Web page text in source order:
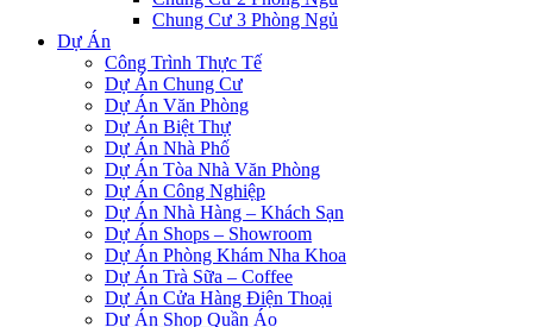
Chung Cư 3 Phòng Ngủ
Dự Án
Công Trình Thực Tế
Dự Án Chung Cư
Dự Án Văn Phòng
Dự Án Biệt Thự
Dự Án Nhà Phố
Dự Án Tòa Nhà Văn Phòng
Dự Án Công Nghiệp
Dự Án Nhà Hàng – Khách Sạn
Dự Án Shops – Showroom
Dự Án Phòng Khám Nha Khoa
Dự Án Trà Sữa – Coffee
Dự Án Cửa Hàng Điện Thoại
Dự Án Shop Quần Áo